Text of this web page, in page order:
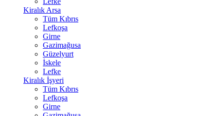
Kiralık Arsa
Tüm Kıbrıs
Lefkoşa
Girne
Gazimağusa
Güzelyurt
İskele
Lefke
Kiralık İşyeri
Tüm Kıbrıs
Lefkoşa
Girne